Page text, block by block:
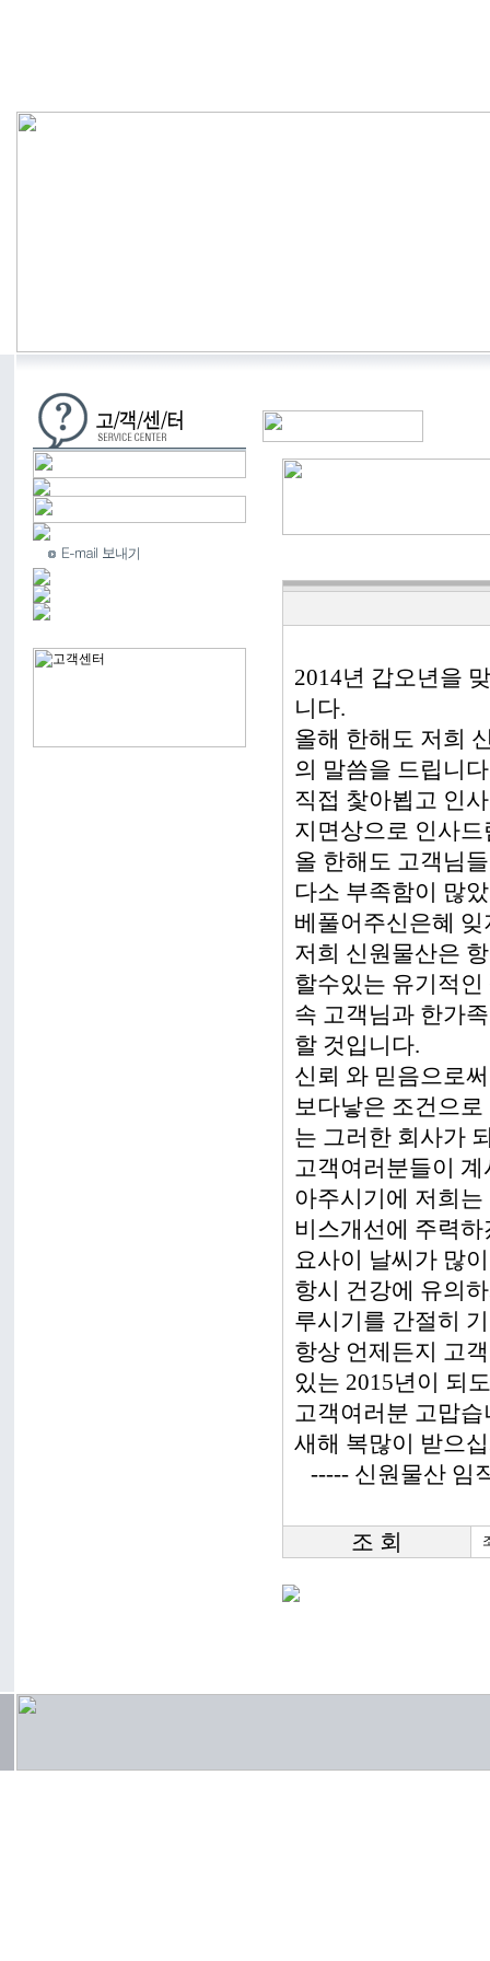
2014년 갑오년을
니다.
올해 한해도 저희
의 말씀을 드립니
직접 찿아뵙고 인
지면상으로 인사
올 한해도 고객님
다소 부족함이 많
베풀어주신은혜
저희 신원물산은
할수있는 유기적
속 고객님과 한가
할 것입니다.
신뢰 와 믿음으로
보다낳은 조건으
는 그러한 회사가
고객여러분들이
아주시기에 저희
비스개선에 주력하
요사이 날씨가 많
항시 건강에 유의
루시기를 간절히
항상 언제든지 고
있는 2015년이 되
고객여러분 고맙습
새해 복많이 받으
----- 신원물산 임
조 회